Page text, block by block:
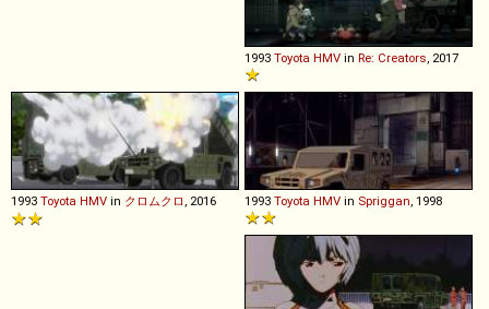
1993 Toyota HMV in Re: Creators, 2017
1993 Toyota HMV in クロムクロ, 2016 1993 Toyota HMV in Spriggan, 1998